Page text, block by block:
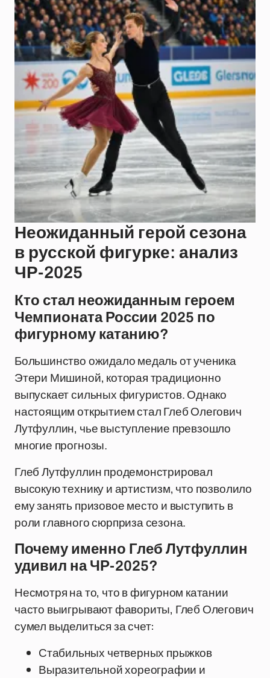
Неожиданный герой сезона
в русской фигурке: анализ
ЧР-2025
Кто стал неожиданным героем
Чемпионата России 2025 по
фигурному катанию?
Большинство ожидало медаль от ученика
Этери Мишиной, которая традиционно
выпускает сильных фигуристов. Однако
настоящим открытием стал Глеб Олегович
Лутфуллин, чье выступление превзошло
многие прогнозы.
Глеб Лутфуллин продемонстрировал
высокую технику и артистизм, что позволило
ему занять призовое место и выступить в
роли главного сюрприза сезона.
Почему именно Глеб Лутфуллин
удивил на ЧР-2025?
Несмотря на то, что в фигурном катании
часто выигрывают фавориты, Глеб Олегович
сумел выделиться за счет:
Стабильных четверных прыжков
Выразительной хореографии и